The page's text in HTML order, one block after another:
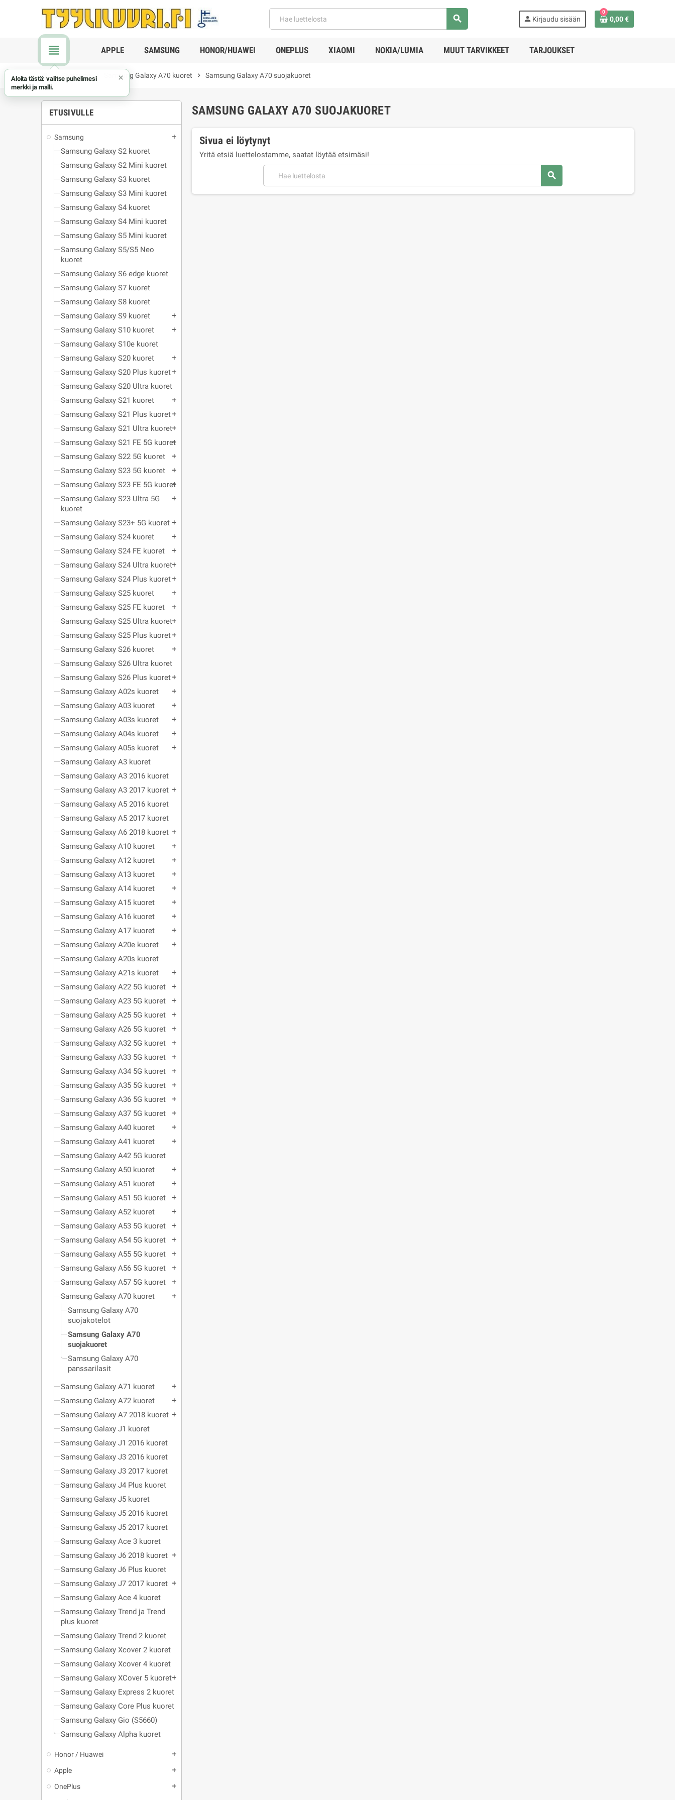
search person Kirjaudu sisään
0
0,00 €
view_headline APPLE SAMSUNG HONOR/HUAWEI ONEPLUS XIAOMI NOKIA/LUMIA MUUT TARVIKKEET TARJOUKSET
chevron_right Samsung chevron_right Samsung Galaxy A70 kuoret chevron_right Samsung Galaxy A70 suojakuoret
ETUSIVULLE
Samsung add
Samsung Galaxy S2 kuoret
Samsung Galaxy S2 Mini kuoret
Samsung Galaxy S3 kuoret
Samsung Galaxy S3 Mini kuoret
Samsung Galaxy S4 kuoret
Samsung Galaxy S4 Mini kuoret
Samsung Galaxy S5 Mini kuoret
Samsung Galaxy S5/S5 Neo
kuoret
Samsung Galaxy S6 edge kuoret
Samsung Galaxy S7 kuoret
Samsung Galaxy S8 kuoret
Samsung Galaxy S9 kuoret
add
Samsung Galaxy S10 kuoret add
Samsung Galaxy S10e kuoret
Samsung Galaxy S20 kuoret
add
Samsung Galaxy S20 Plus kuoretadd
Samsung Galaxy S20 Ultra kuoret
Samsung Galaxy S21 kuoret
add
Samsung Galaxy S21 Plus kuoretadd
Samsung Galaxy S21 Ultra kuoretadd
Samsung Galaxy S21 FE 5G kuoret
add
Samsung Galaxy S22 5G kuoret add
Samsung Galaxy S23 5G kuoret add
Samsung Galaxy S23 FE 5G kuoret
add
Samsung Galaxy S23 Ultra 5G
kuoret
add
Samsung Galaxy S23+ 5G kuoret add
Samsung Galaxy S24 kuoret add
Samsung Galaxy S24 FE kuoret add
Samsung Galaxy S24 Ultra kuoretadd
Samsung Galaxy S24 Plus kuoretadd
Samsung Galaxy S25 kuoret add
Samsung Galaxy S25 FE kuoret add
Samsung Galaxy S25 Ultra kuoretadd
Samsung Galaxy S25 Plus kuoretadd
Samsung Galaxy S26 kuoret add
Samsung Galaxy S26 Ultra kuoret
Samsung Galaxy S26 Plus kuoretadd
Samsung Galaxy A02s kuoret add
Samsung Galaxy A03 kuoret add
Samsung Galaxy A03s kuoret add
Samsung Galaxy A04s kuoret add
Samsung Galaxy A05s kuoret add
Samsung Galaxy A3 kuoret
Samsung Galaxy A3 2016 kuoret
Samsung Galaxy A3 2017 kuoret add
Samsung Galaxy A5 2016 kuoret
Samsung Galaxy A5 2017 kuoret
Samsung Galaxy A6 2018 kuoret add
Samsung Galaxy A10 kuoret add
Samsung Galaxy A12 kuoret add
Samsung Galaxy A13 kuoret add
Samsung Galaxy A14 kuoret add
Samsung Galaxy A15 kuoret add
Samsung Galaxy A16 kuoret add
Samsung Galaxy A17 kuoret add
Samsung Galaxy A20e kuoret add
Samsung Galaxy A20s kuoret
Samsung Galaxy A21s kuoret
add
Samsung Galaxy A22 5G kuoret add
Samsung Galaxy A23 5G kuoret add
Samsung Galaxy A25 5G kuoret add
Samsung Galaxy A26 5G kuoret add
Samsung Galaxy A32 5G kuoret add
Samsung Galaxy A33 5G kuoret add
Samsung Galaxy A34 5G kuoret add
Samsung Galaxy A35 5G kuoret add
Samsung Galaxy A36 5G kuoret add
Samsung Galaxy A37 5G kuoret add
Samsung Galaxy A40 kuoret add
Samsung Galaxy A41 kuoret add
Samsung Galaxy A42 5G kuoret
Samsung Galaxy A50 kuoret
add
Samsung Galaxy A51 kuoret add
Samsung Galaxy A51 5G kuoret add
Samsung Galaxy A52 kuoret add
Samsung Galaxy A53 5G kuoret add
Samsung Galaxy A54 5G kuoret add
Samsung Galaxy A55 5G kuoret add
Samsung Galaxy A56 5G kuoret add
Samsung Galaxy A57 5G kuoret add
Samsung Galaxy A70 kuoret add
Samsung Galaxy A70
suojakotelot
Samsung Galaxy A70
suojakuoret
Samsung Galaxy A70
panssarilasit
Samsung Galaxy A71 kuoret
add
Samsung Galaxy A72 kuoret add
Samsung Galaxy A7 2018 kuoret add
Samsung Galaxy J1 kuoret
Samsung Galaxy J1 2016 kuoret
Samsung Galaxy J3 2016 kuoret
Samsung Galaxy J3 2017 kuoret
Samsung Galaxy J4 Plus kuoret
Samsung Galaxy J5 kuoret
Samsung Galaxy J5 2016 kuoret
Samsung Galaxy J5 2017 kuoret
Samsung Galaxy Ace 3 kuoret
Samsung Galaxy J6 2018 kuoret
add
Samsung Galaxy J6 Plus kuoret
Samsung Galaxy J7 2017 kuoret
add
Samsung Galaxy Ace 4 kuoret
Samsung Galaxy Trend ja Trend
plus kuoret
Samsung Galaxy Trend 2 kuoret
Samsung Galaxy Xcover 2 kuoret
Samsung Galaxy Xcover 4 kuoret
Samsung Galaxy XCover 5 kuoretadd
Samsung Galaxy Express 2 kuoret
Samsung Galaxy Core Plus kuoret
Samsung Galaxy Gio (S5660)
Samsung Galaxy Alpha kuoret
Honor / Huawei add
Apple add
OnePlus add
SAMSUNG GALAXY A70 SUOJAKUORET
Sivua ei löytynyt
Yritä etsiä luettelostamme, saatat löytää etsimäsi!
search
Aloita tästä: valitse puhelimesi
merkki ja malli.
×